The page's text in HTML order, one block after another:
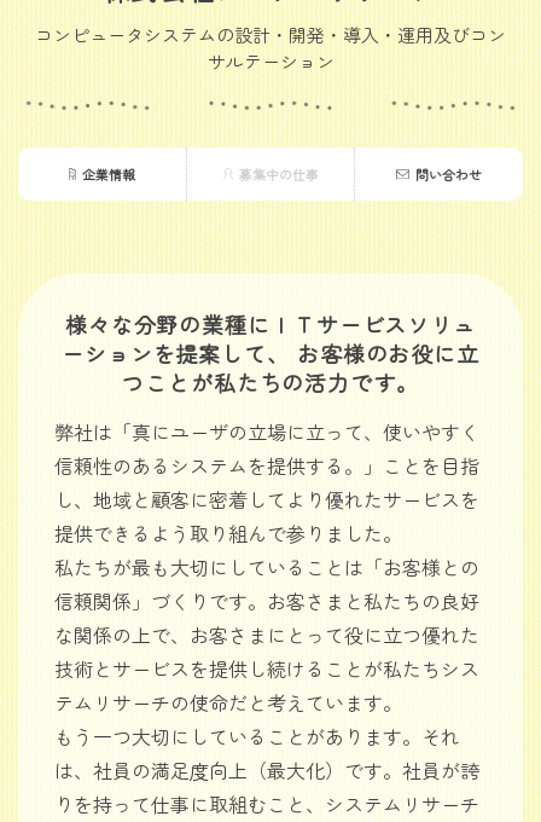
コンピュータシステムの設計・開発・導入・運用及びコン
サルテーション
企業情報 募集中の仕事 問い合わせ
様々な分野の業種にＩＴサービスソリュ
ーションを提案して、 お客様のお役に立
つことが私たちの活力です。
弊社は「真にユーザの立場に立って、使いやすく
信頼性のあるシステムを提供する。」ことを目指
し、地域と顧客に密着してより優れたサービスを
提供できるよう取り組んで参りました。
私たちが最も大切にしていることは「お客様との
信頼関係」づくりです。お客さまと私たちの良好
な関係の上で、お客さまにとって役に立つ優れた
技術とサービスを提供し続けることが私たちシス
テムリサーチの使命だと考えています。
もう一つ大切にしていることがあります。それ
は、社員の満足度向上（最大化）です。社員が誇
りを持って仕事に取組むこと、システムリサーチ